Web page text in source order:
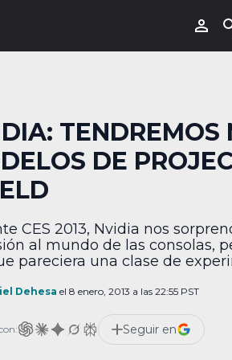
TENDREMOS
DE
CES 2013, Nvidia nos
al mundo de las consolas,
pareciera una clase de
de la compañía, Jen-Hsun
y que no se dejarán abatir por
Dehesa el 8 enero, 2013 a las 22:55 PST
Seguir en